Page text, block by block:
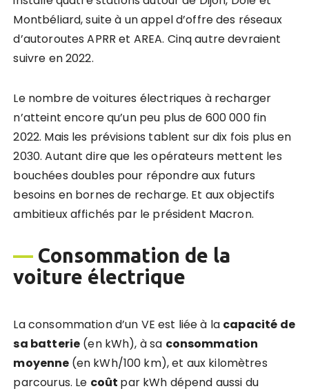
Montbéliard, suite à un appel d’offre des réseaux
d’autoroutes APRR et AREA. Cinq autre devraient
suivre en 2022.
Le nombre de voitures électriques à recharger
n’atteint encore qu’un peu plus de 600 000 fin
2022. Mais les prévisions tablent sur dix fois plus en
2030. Autant dire que les opérateurs mettent les
bouchées doubles pour répondre aux futurs
besoins en bornes de recharge. Et aux objectifs
ambitieux affichés par le président Macron.
— Consommation de la
voiture électrique
La consommation d’un VE est liée à la capacité de
sa batterie (en kWh), à sa consommation
moyenne (en kWh/100 km), et aux kilomètres
parcourus. Le coût par kWh dépend aussi du